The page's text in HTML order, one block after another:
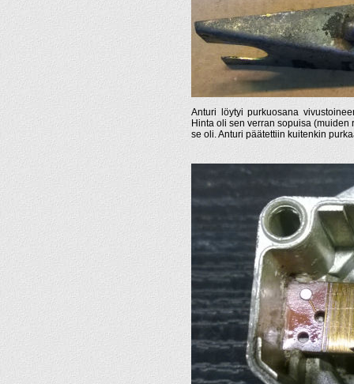
Anturi löytyi purkuosana
Hinta oli sen verran sopuisa
se oli. Anturi päätettiin kuitenkin